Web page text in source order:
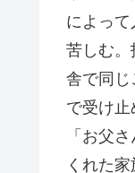
によっ
苦しむ。
舎で同じ
で受け止
「お父
くれた